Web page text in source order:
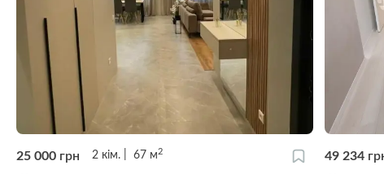
25 000 грн 2 кім. 67 м 2 49 234